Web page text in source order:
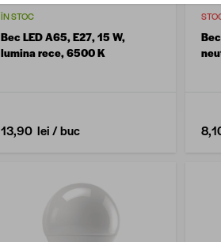
ÎN STOC
Bec LED A65, E27, 15 W,
lumina rece, 6500 K
13,90 lei/ buc